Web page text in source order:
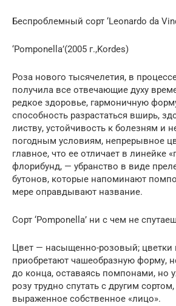
Беспроблемный сорт ‘Leonardo da
‘Pomponella’(2005 г.,Kordes)
Роза нового тысячелетия, в
получила все отвечающие духу
редкое здоровье, гармоничную
способность разрастаться вширь,
листву, устойчивость к болезням и
погодным условиям, непрерывное
главное, что ее отличает в линейке
флорибунд, — убранство в виде
бутонов, которые напоминают
мере оправдывают название.
Сорт ‘Pomponella’ ни с чем не
Цвет — насыщенно-розовый; цветки
приобретают чашеобразную форму,
до конца, оставаясь помпонами, но
розу трудно спутать с другим
выраженное собственное «лицо».